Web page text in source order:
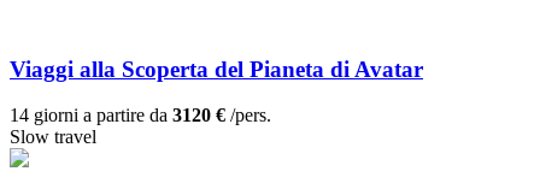
Viaggi alla Scoperta del Pianeta di Avatar
14 giorni a partire da 3120 € /pers.
Slow travel